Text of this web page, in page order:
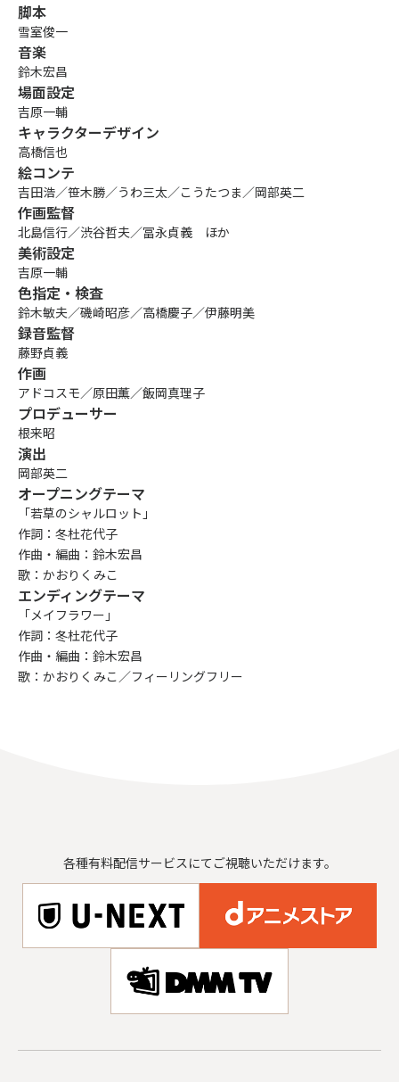
脚本
雪室俊一
音楽
鈴木宏昌
場面設定
吉原一輔
キャラクターデザイン
高橋信也
絵コンテ
吉田浩／笹木勝／うわ三太／こうたつま／岡部英二
作画監督
北島信行／渋谷哲夫／冨永貞義 ほか
美術設定
吉原一輔
色指定・検査
鈴木敏夫／磯崎昭彦／高橋慶子／伊藤明美
録音監督
藤野貞義
作画
アドコスモ／原田薫／飯岡真理子
プロデューサー
根来昭
演出
岡部英二
オープニングテーマ
「若草のシャルロット」
作詞：冬杜花代子
作曲・編曲：鈴木宏昌
歌：かおりくみこ
エンディングテーマ
「メイフラワー」
作詞：冬杜花代子
作曲・編曲：鈴木宏昌
歌：かおりくみこ／フィーリングフリー
各種有料配信サービスにてご視聴いただけます。